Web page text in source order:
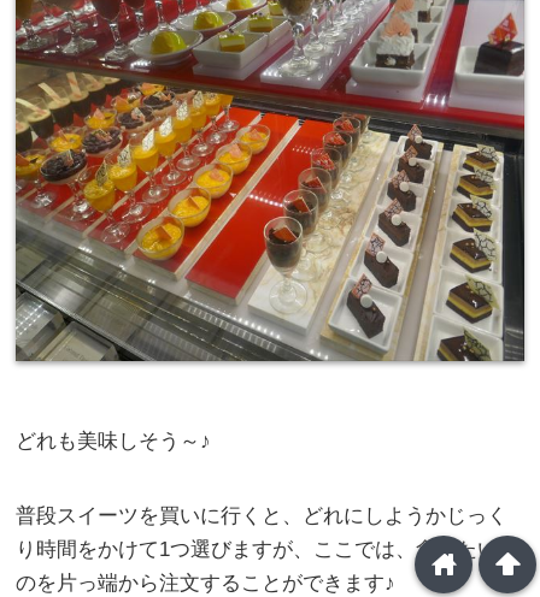
どれも美味しそう～♪
普段スイーツを買いに行くと、どれにしようかじっく
り時間をかけて1つ選びますが、ここでは、食べたいも
のを片っ端から注文することができます♪
arrowup
home